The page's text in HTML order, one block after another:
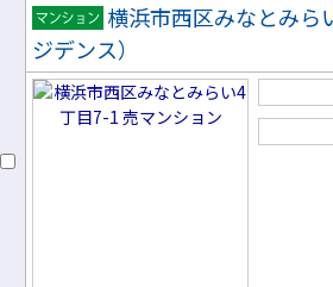
売マンシ
ョン
横浜市西区みなとみ
ジデンス）